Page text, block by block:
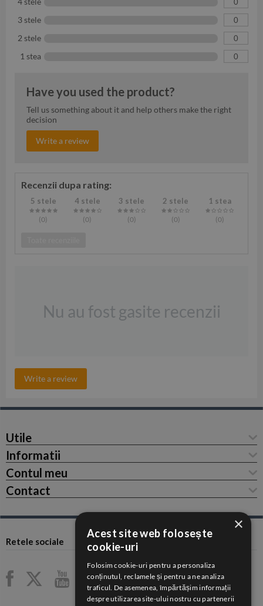
3 stele 0
2 stele 0
1 stea 0
Have you used the product?
Tell us something about it and help others make the right
decision
Write a review
Recenzii dupa rating:
5 stele
(0)
4 stele
(0)
3 stele
(0)
2 stele
(0)
1 stea
(0)
Nu au fost gasite recenzii
Write a review
Utile
Informatii
Contul meu
Contact
Retele sociale
×
Acest site web folosește
cookie-uri
Folosim cookie-uri pentru a personaliza
conținutul, reclamele și pentru a ne analiza
traficul. De asemenea, împărtășim informații
despre utilizarea site-ului nostru cu partenerii